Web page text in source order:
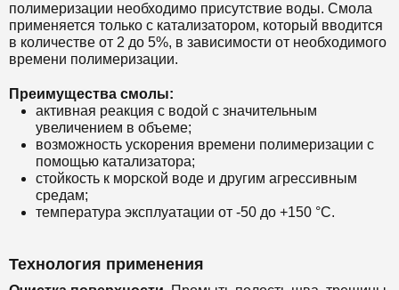
полимеризации необходимо присутствие воды. Смола
применяется только с катализатором, который вводится
в количестве от 2 до 5%, в зависимости от необходимого
времени полимеризации.
Преимущества смолы:
активная реакция с водой с значительным
увеличением в объеме;
возможность ускорения времени полимеризации с
помощью катализатора;
стойкость к морской воде и другим агрессивным
средам;
температура эксплуатации от -50 до +150 °С.
Технология применения